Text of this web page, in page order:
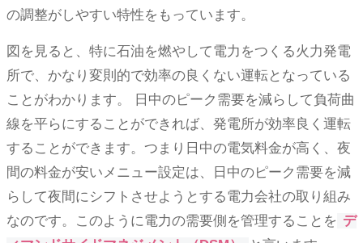
の調整がしやすい特性をもっています。
図を見ると、特に石油を燃やして電力をつくる火力発電
所で、かなり変則的で効率の良くない運転となっている
ことがわかります。 日中のピーク需要を減らして負荷曲
線を平らにすることができれば、発電所が効率良く運転
することができます。つまり日中の電気料金が高く、夜
間の料金が安いメニュー設定は、日中のピーク需要を減
らして夜間にシフトさせようとする電力会社の取り組み
なのです。このように電力の需要側を管理することを デ